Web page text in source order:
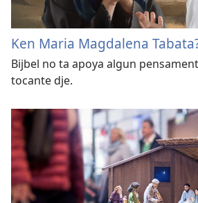
Ken Maria Magdalena
Bijbel no ta apoya algun
tocante dje.